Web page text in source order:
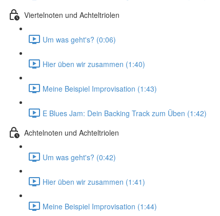
Viertelnoten und Achteltriolen
Um was geht's? (0:06)
Hier üben wir zusammen (1:40)
Meine Beispiel Improvisation (1:43)
E Blues Jam: Dein Backing Track zum Üben (1:42)
Achtelnoten und Achteltriolen
Um was geht's? (0:42)
Hier üben wir zusammen (1:41)
Meine Beispiel Improvisation (1:44)